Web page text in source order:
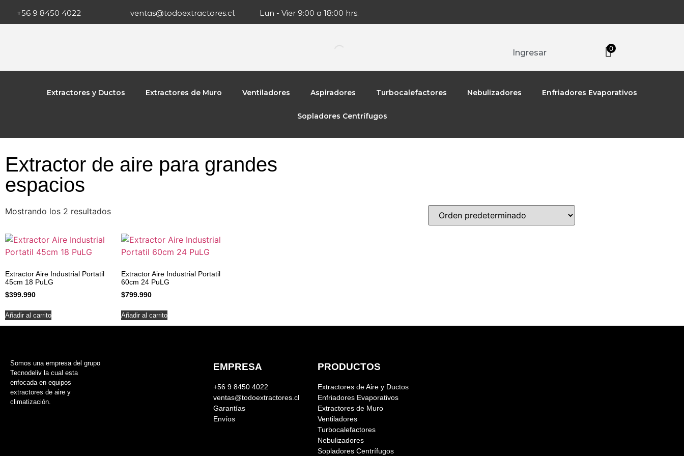
+56 9 8450 4022 ventas@todoextractores.cl Lun - Vier 9:00 a 18:00 hrs.
Ingresar 0
Extractores y Ductos Extractores de Muro Ventiladores Aspiradores Turbocalefactores Nebulizadores Enfriadores Evaporativos
Sopladores Centrífugos
Extractor de aire para grandes
espacios
Mostrando los 2 resultados
Extractor Aire Industrial Portatil
45cm 18 PuLG
$399.990
Añadir al carrito
Extractor Aire Industrial Portatil
60cm 24 PuLG
$799.990
Añadir al carrito
Somos una empresa del grupo
Tecnodeliv la cual esta
enfocada en equipos
extractores de aire y
climatización.
EMPRESA
+56 9 8450 4022
ventas@todoextractores.cl
Garantías
Envíos
PRODUCTOS
Extractores de Aire y Ductos
Enfriadores Evaporativos
Extractores de Muro
Ventiladores
Turbocalefactores
Nebulizadores
Sopladores Centrífugos